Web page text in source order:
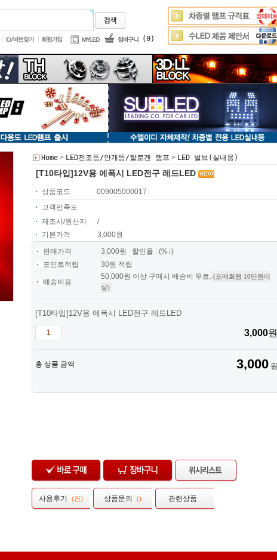
(0)
Home > LED전조등/안개등/할로겐 램프 > LED 벌브(실내용)
[T10타입]12V용 에폭시 LED전구 레드LED
상품코드
009005000017
고객만족도
제조사/원산지
/
기본가격
3,000원
판매가격
3,000원 할인율 : (%↓)
포인트적립
30원 적립
배송비용
50,000원 이상 구매시 배송비 무료. (도매회원 10만원이
상)
[T10타입]12V용 에폭시 LED전구 레드LED
3,000원
총 상품 금액 3,000 원
사용후기 (건) 상품문의 () 관련상품